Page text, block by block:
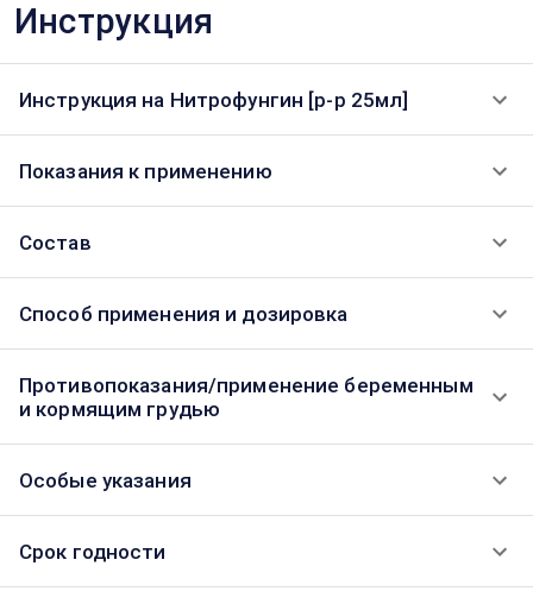
Инструкция
Инструкция на Нитрофунгин [р-р 25мл]
Показания к применению
Состав
Способ применения и дозировка
Противопоказания/применение беременным
и кормящим грудью
Особые указания
Срок годности